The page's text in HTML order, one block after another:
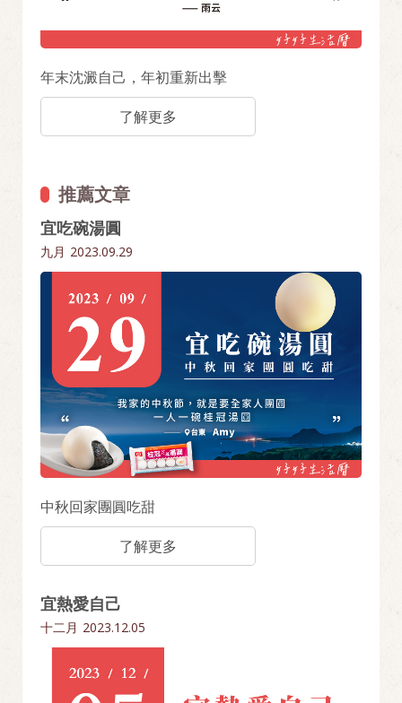
年末沈澱自己，年初重新出擊
了解更多
推薦文章
宜吃碗湯圓
九月 2023.09.29
中秋回家團圓吃甜
了解更多
宜熱愛自己
十二月 2023.12.05